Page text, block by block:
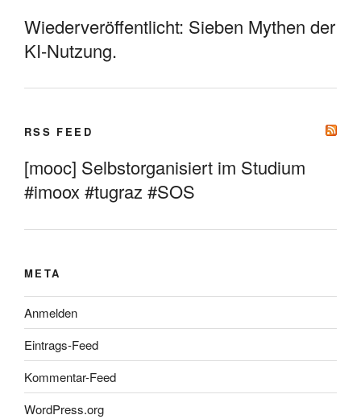
Wiederveröffentlicht: Sieben Mythen der
KI-Nutzung.
RSS FEED
[mooc] Selbstorganisiert im Studium
#imoox #tugraz #SOS
META
Anmelden
Eintrags-Feed
Kommentar-Feed
WordPress.org